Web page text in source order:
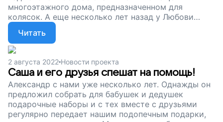
многоэтажного дома, предназначенном для
колясок. А еще несколько лет назад у Любови
обнаружили онкозаболевание... Впрочем, Люба не
опускает руки: вяжет теплые носочки на продажу
и надеется на лучшее. Ну а мы стараемся
поддерживать женщину и регулярно привозим ей
продуктовые наборы. Друзья, спасибо вам за то,
что вместе с нами помогаете одиноким пожилым
людям. Давайте не будем останавливаться.
Поддержите наш проект!
Читать
2 августа 2022 Новости проекта
Саша и его друзья спешат на помощь!
Александр с нами уже несколько лет. Однажды он
предложил собрать для бабушек и дедушек
подарочные наборы и с тех вместе с друзьями
регулярно передает нашим подопечным подарки,